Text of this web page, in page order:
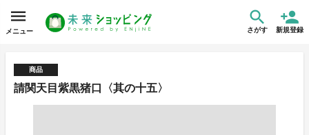
メニュー さがす 新規登録
商品
請関天目紫黒猪口〈其の十五〉